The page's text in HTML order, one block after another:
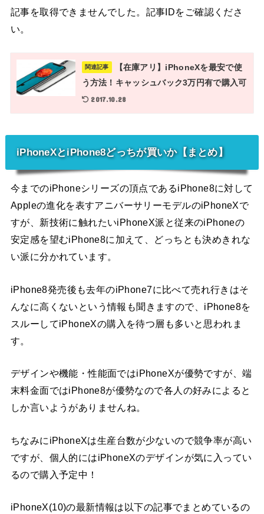
記事を取得できませんでした。記事IDをご確認くださ
い。
関連記事
【在庫アリ】iPhoneXを最安で使
う方法！キャッシュバック3万円有で購入可
2017.10.28
iPhoneXとiPhone8どっちが買いか【まとめ】
今までのiPhoneシリーズの頂点であるiPhone8に対して
Appleの進化を表すアニバーサリーモデルのiPhoneXで
すが、新技術に触れたいiPhoneX派と従来のiPhoneの
安定感を望むiPhone8に加えて、どっちとも決めきれな
い派に分かれています。
iPhone8発売後も去年のiPhone7に比べて売れ行きはそ
んなに高くないという情報も聞きますので、iPhone8を
スルーしてiPhoneXの購入を待つ層も多いと思われま
す。
デザインや機能・性能面ではiPhoneXが優勢ですが、端
末料金面ではiPhone8が優勢なので各人の好みによると
しか言いようがありませんね。
ちなみにiPhoneXは生産台数が少ないので競争率が高い
ですが、個人的にはiPhoneXのデザインが気に入ってい
るので購入予定中！
iPhoneX(10)の最新情報は以下の記事でまとめているの